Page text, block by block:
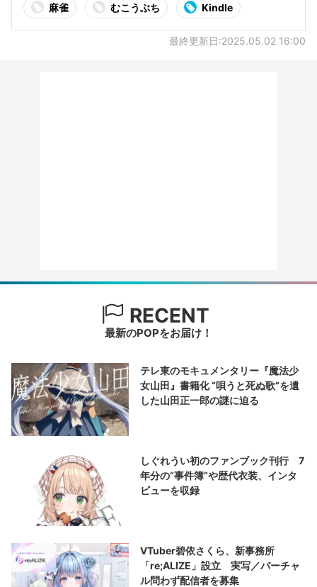
麻雀 むこうぶち Kindle
最終更新日:2025.05.02 16:00
RECENT
最新のPOPをお届け！
テレ東のモキュメンタリー『魔法少
女山田』書籍化 “唄うと死ぬ歌”を遺
した山田正一郎の謎に迫る
しぐれうい初のファンブック刊行 7
年分の“事件簿”や歴代衣装、インタ
ビューを収録
VTuber碧依さくら、新事務所
「re;ALIZE」設立 実写／バーチャ
ル問わず配信者を募集